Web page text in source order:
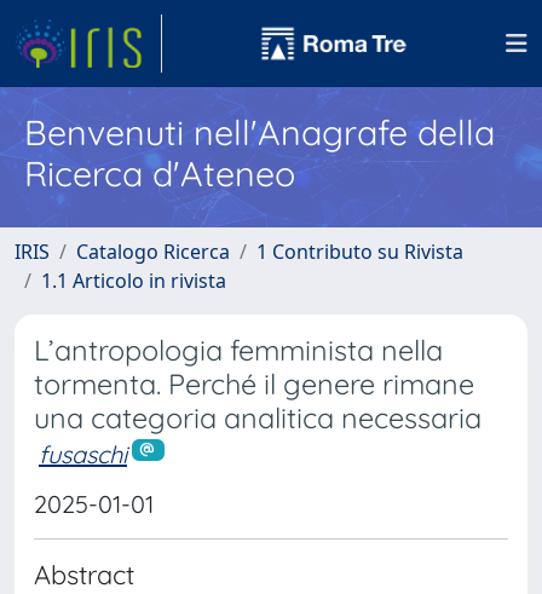
Benvenuti nell'Anagrafe della
Ricerca d'Ateneo
IRIS Catalogo Ricerca
1 Contributo su Rivista
1.1 Articolo in rivista
L’antropologia femminista nella
tormenta. Perché il genere rimane
una categoria analitica necessaria
fusaschi
2025-01-01
Abstract